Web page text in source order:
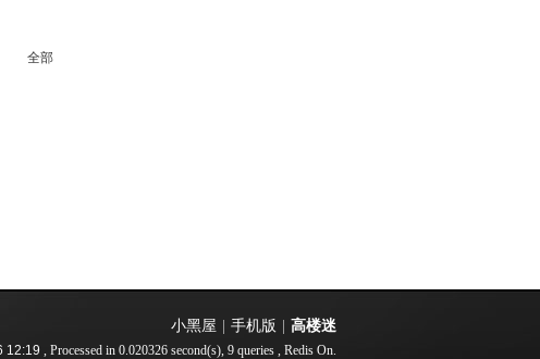
全部
小黑屋 手机版 高楼迷
12:19 , Processed in 0.020326 second(s), 9 queries , Redis On.